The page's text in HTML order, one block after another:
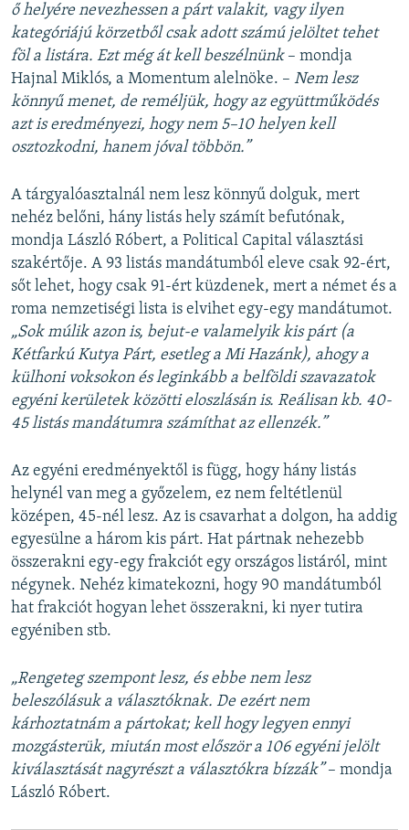
ő helyére nevezhessen a párt valakit, vagy ilyen
kategóriájú körzetből csak adott számú jelöltet tehet
föl a listára. Ezt még át kell beszélnünk– mondja
Hajnal Miklós, a Momentum alelnöke. – Nem lesz
könnyű menet, de reméljük, hogy az együttműködés
azt is eredményezi, hogy nem 5–10 helyen kell
osztozkodni, hanem jóval többön.”
A tárgyalóasztalnál nem lesz könnyű dolguk, mert
nehéz belőni, hány listás hely számít befutónak,
mondja László Róbert, a Political Capital választási
szakértője. A 93 listás mandátumból eleve csak 92-ért,
sőt lehet, hogy csak 91-ért küzdenek, mert a német és a
roma nemzetiségi lista is elvihet egy-egy mandátumot.
„Sok múlik azon is, bejut-e valamelyik kis párt (a
Kétfarkú Kutya Párt, esetleg a Mi Hazánk), ahogy a
külhoni voksokon és leginkább a belföldi szavazatok
egyéni kerületek közötti eloszlásán is. Reálisan kb. 40-
45 listás mandátumra számíthat az ellenzék.”
Az egyéni eredményektől is függ, hogy hány listás
helynél van meg a győzelem, ez nem feltétlenül
középen, 45-nél lesz. Az is csavarhat a dolgon, ha addig
egyesülne a három kis párt. Hat pártnak nehezebb
összerakni egy-egy frakciót egy országos listáról, mint
négynek. Nehéz kimatekozni, hogy 90 mandátumból
hat frakciót hogyan lehet összerakni, ki nyer tutira
egyéniben stb.
„Rengeteg szempont lesz, és ebbe nem lesz
beleszólásuk a választóknak. De ezért nem
kárhoztatnám a pártokat; kell hogy legyen ennyi
mozgásterük, miután most először a 106 egyéni jelölt
kiválasztását nagyrészt a választókra bízzák”– mondja
László Róbert.